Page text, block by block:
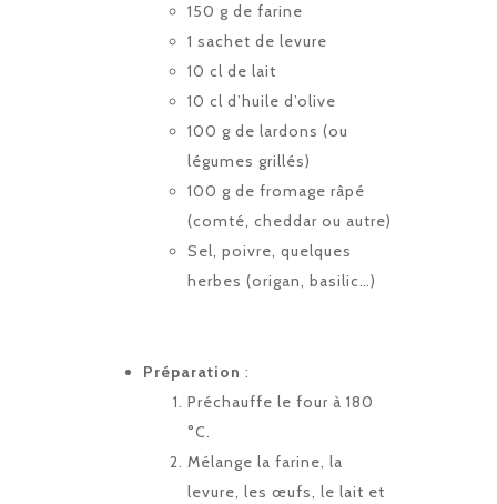
150 g de farine
1 sachet de levure
10 cl de lait
10 cl d’huile d’olive
100 g de lardons (ou
légumes grillés)
100 g de fromage râpé
(comté, cheddar ou autre)
Sel, poivre, quelques
herbes (origan, basilic…)
Préparation :
Préchauffe le four à 180
°C.
Mélange la farine, la
levure, les œufs, le lait et